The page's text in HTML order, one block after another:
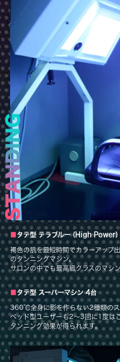
タテ型 テラブルー (High Power)
褐色の肌を最短時間でカラーアップ
のタンニングマシン。
サロンの中でも最高級クラスのマシ
タテ型 スーパーマシン 4台
360℃全身に影を作らない2種類のス
ベッド型ユーザーも2〜3回に1度は
タンニング効果が得られます。